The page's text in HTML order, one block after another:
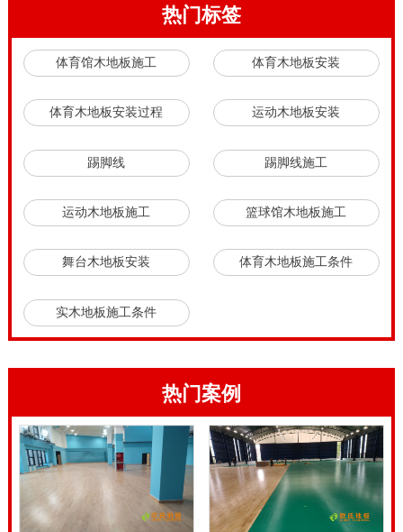
篮球场木地板怎么画线。
枫桦木篮球场木地板怎么画线，体育木地板铺装已后，
如果有异响，主要原因是铺装场地面不平，以及体育木
地板铺装系统受潮所致。体育木地板系统下面的垫层应
锯切成尺寸不大于600×600mm，每块垫层间要留不小于
5mm的缝隙。然后再在垫层上面铺防潮膜，在防潮膜上
的响声。
热门标签
体育馆木地板施工 体育木地板安装
体育木地板安装过程 运动木地板安装
踢脚线 踢脚线施工
运动木地板施工 篮球馆木地板施工
舞台木地板安装 体育木地板施工条件
实木地板施工条件
热门案例